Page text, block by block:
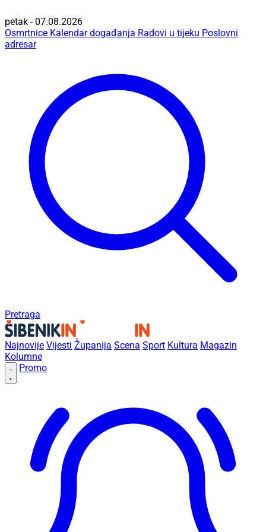
petak - 07.08.2026
Osmrtnice Kalendar događanja Radovi u tijeku Poslovni
adresar
Pretraga
Najnovije Vijesti Županija Scena Sport Kultura Magazin
Kolumne
Promo